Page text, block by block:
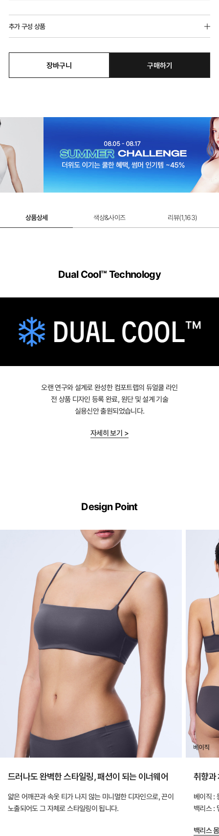
추가 구성 상품
듀얼쿨 하이웨이스트 팬티
12,900원
듀얼쿨 베이직 팬티
장바구니 구매하기
상품상세 색상&사이즈 리뷰(1,163)
Dual Cool™ Technology
오랜 연구와 설계로 완성한 컴포트랩의 듀얼쿨 라인
전 상품 디자인 등록 완료, 원단 및 설계 기술
실용신안 출원되었습니다.
자세히 보기 >
게,
랜
연
와
설
계
Design Point
드러나도 완벽한 스타일링, 패션이 되는 이너웨어
얇은 어깨끈과 속옷 티가 나지 않는 미니멀한 디자인으로, 끈이
노출되어도 그 자체로 스타일링이 됩니다.
취향과
베이직 :
백리스 :
백리스